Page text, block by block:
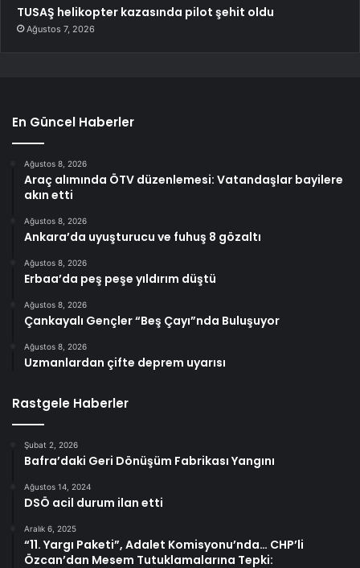
TUSAŞ helikopter kazasında pilot şehit oldu
Ağustos 7, 2026
En Güncel Haberler
Ağustos 8, 2026
Araç alımında ÖTV düzenlemesi: Vatandaşlar bayilere
akın etti
Ağustos 8, 2026
Ankara’da uyuşturucu ve fuhuş 8 gözaltı
Ağustos 8, 2026
Erbaa’da peş peşe yıldırım düştü
Ağustos 8, 2026
Çankayalı Gençler “Beş Çayı”nda Buluşuyor
Ağustos 8, 2026
Uzmanlardan çifte deprem uyarısı
Rastgele Haberler
Şubat 2, 2026
Bafra’daki Geri Dönüşüm Fabrikası Yangını
Ağustos 14, 2024
DSÖ acil durum ilan etti
Aralık 6, 2025
“11. Yargı Paketi”, Adalet Komisyonu’nda… CHP’li
Özcan’dan Mesem Tutuklamalarına Tepki: